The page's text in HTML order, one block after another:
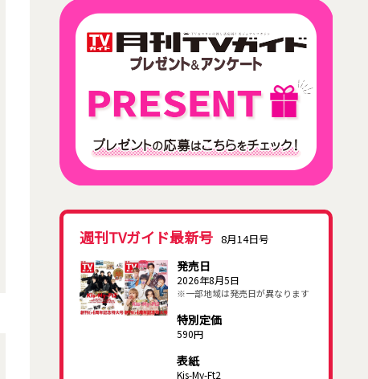
週刊TVガイド最新号 8月14日号
発売日
2026年8月5日
※一部地域は発売日が異なります
特別定価
590円
表紙
Kis-My-Ft2